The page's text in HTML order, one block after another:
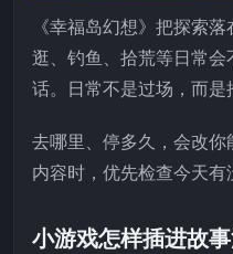
《幸福岛幻想》把探索
逛、钓鱼、拾荒等日常
话。日常不是过场，而是
去哪里、停多久，会改
内容时，优先检查今天有
小游戏怎样插进故